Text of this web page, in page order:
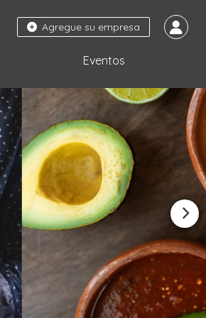
Agregue su empresa
Eventos